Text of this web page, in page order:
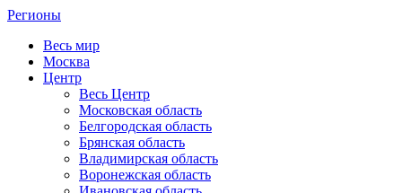
Регионы
Весь мир
Москва
Центр
Весь Центр
Московская область
Белгородская область
Брянская область
Владимирская область
Воронежская область